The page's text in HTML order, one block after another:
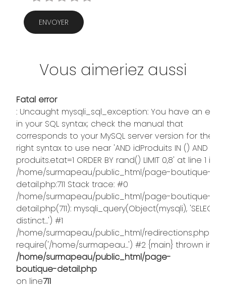
ENVOYER
Vous aimeriez aussi
Fatal error
: Uncaught mysqli_sql_exception: You have an error
in your SQL syntax; check the manual that
corresponds to your MySQL server version for the
right syntax to use near 'AND idProduits IN () AND
produits.etat=1 ORDER BY rand() LIMIT 0,8' at line 1 in
/home/surmapeau/public_html/page-boutique-
detail.php:711 Stack trace: #0
/home/surmapeau/public_html/page-boutique-
detail.php(711): mysqli_query(Object(mysqli), 'SELECT
distinct...') #1
/home/surmapeau/public_html/
require('/home/surmapeau...') #2 {main} thrown in
/home/surmapeau/public_html/page-
boutique-detail.php
on line711